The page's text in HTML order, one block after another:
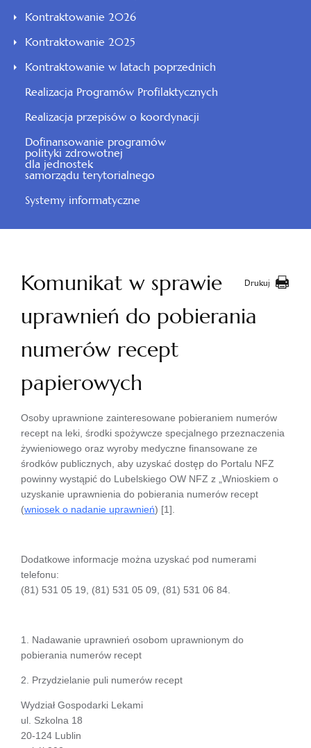
Kontraktowanie 2026
Kontraktowanie 2025
Kontraktowanie w latach poprzednich
Realizacja Programów Profilaktycznych
Realizacja przepisów o koordynacji
Dofinansowanie programów
polityki zdrowotnej
dla jednostek
samorządu terytorialnego
Systemy informatyczne
Drukuj
Komunikat w sprawie
uprawnień do pobierania
numerów recept
papierowych
Osoby uprawnione zainteresowane pobieraniem numerów
recept na leki, środki spożywcze specjalnego przeznaczenia
żywieniowego oraz wyroby medyczne finansowane ze
środków publicznych, aby uzyskać dostęp do Portalu NFZ
powinny wystąpić do Lubelskiego OW NFZ z „Wnioskiem o
uzyskanie uprawnienia do pobierania numerów recept
(wniosek o nadanie uprawnień) [1].
Dodatkowe informacje można uzyskać pod numerami
telefonu:
(81) 531 05 19, (81) 531 05 09, (81) 531 06 84.
1. Nadawanie uprawnień osobom uprawnionym do
pobierania numerów recept
2. Przydzielanie puli numerów recept
Wydział Gospodarki Lekami
ul. Szkolna 18
20-124 Lublin